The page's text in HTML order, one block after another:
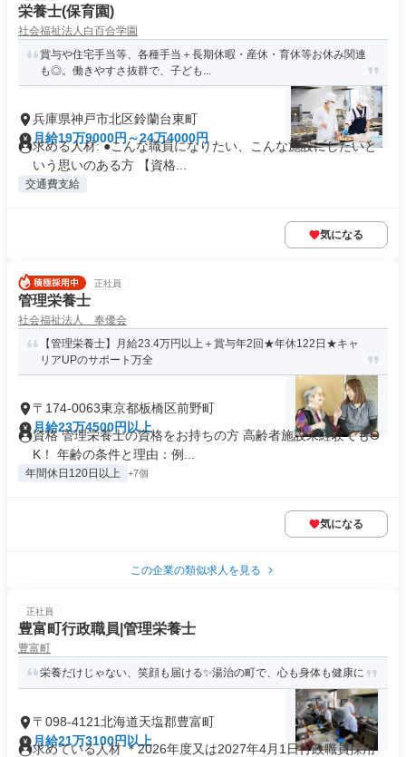
栄養士(保育園)
社会福祉法人白百合学園
賞与や住宅手当等、各種手当＋長期休暇・産休・育休等お休み関連
も◎。働きやすさ抜群で、子ども...
兵庫県神戸市北区鈴蘭台東町
月給19万9000円～24万4000円
求める人材: ●こんな職員になりたい、こんな施設にしたいと
いう思いのある方 【資格...
交通費支給
気になる
正社員
管理栄養士
社会福祉法人 奉優会
【管理栄養士】月給23.4万円以上＋賞与年2回★年休122日★キャ
リアUPのサポート万全
〒174-0063東京都板橋区前野町
月給23万4500円以上
資格 管理栄養士の資格をお持ちの方 高齢者施設未経験でもO
K！ 年齢の条件と理由：例...
年間休日120日以上 +7個
気になる
この企業の類似求人を見る
正社員
豊富町行政職員|管理栄養士
豊富町
栄養だけじゃない、笑顔も届ける✨湯治の町で、心も身体も健康に
〒098-4121北海道天塩郡豊富町
月給21万3100円以上
求めている人材 ＊2026年度又は2027年4月1日行政職員採用